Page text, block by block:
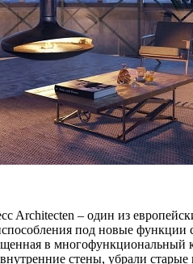
Architecten – один из
под новые
в
стены, убрали